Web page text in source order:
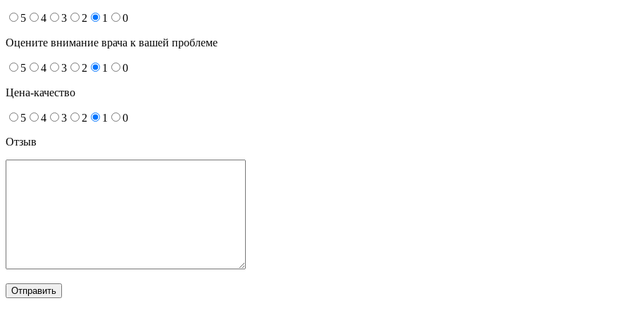
5 4 3 2 1 0
Оцените внимание врача к вашей проблеме
5 4 3 2 1 0
Цена-качество
5 4 3 2 1
0
Отзыв